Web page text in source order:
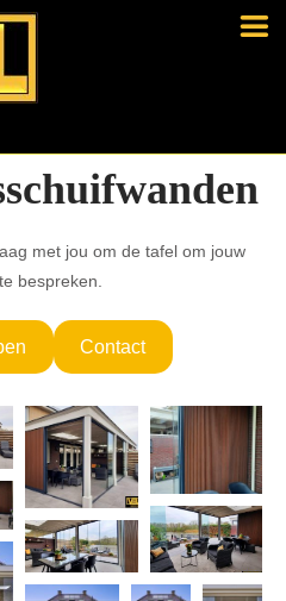
met jou om de tafel om jouw
bespreken.
Contact